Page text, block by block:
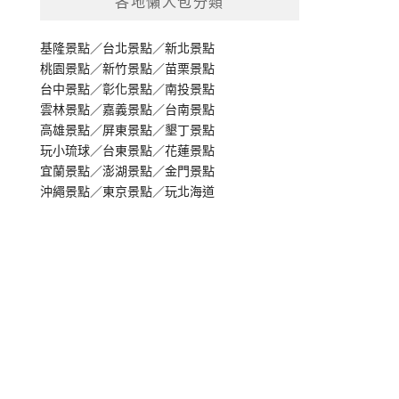
基隆景點／台北景點／新北景點
桃園景點／新竹景點／苗栗景點
台中景點／彰化景點／南投景點
雲林景點／嘉義景點／台南景點
高雄景點／屏東景點／墾丁景點
玩小琉球／台東景點／花蓮景點
宜蘭景點／澎湖景點／金門景點
沖繩景點／東京景點／玩北海道